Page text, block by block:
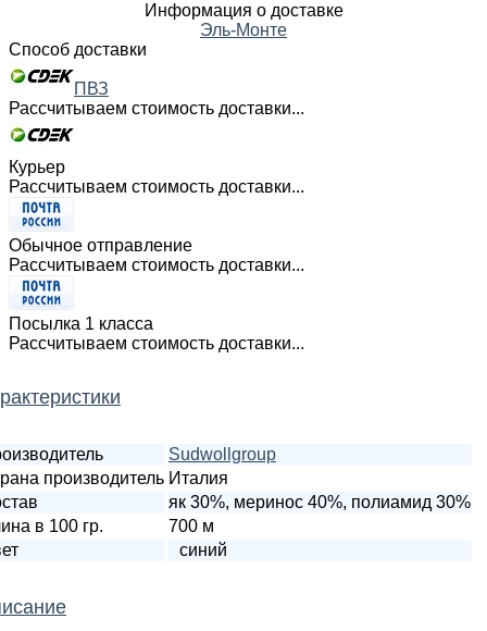
Информация о доставке
Эль-Монте
Способ доставки
ПВЗ
Рассчитываем стоимость доставки...
Курьер
Рассчитываем стоимость доставки...
Обычное отправление
Рассчитываем стоимость доставки...
Посылка 1 класса
Рассчитываем стоимость доставки...
Sudwollgroup
производитель Италия
як 30%, меринос 40%, полиамид 30%
в 100 гр.
700 м
синий